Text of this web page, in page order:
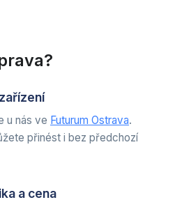
u nás ve Futurum Ostrava.
přinést i bez předchozí
a cena